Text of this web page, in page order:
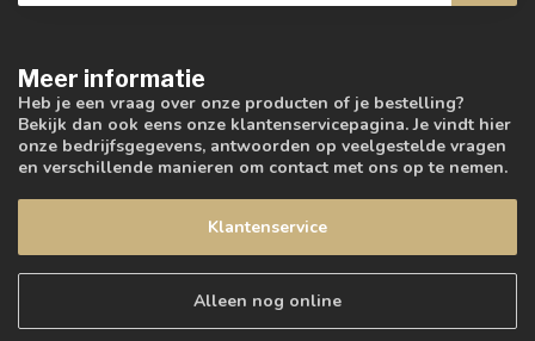
Meer informatie
Heb je een vraag over onze producten of je bestelling?
Bekijk dan ook eens onze klantenservicepagina. Je vindt hier
onze bedrijfsgegevens, antwoorden op veelgestelde vragen
en verschillende manieren om contact met ons op te nemen.
Klantenservice
Alleen nog online